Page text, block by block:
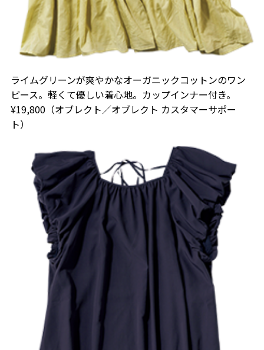
ライムグリーンが爽やかなオーガニックコットンのワン
ピース。軽くて優しい着心地。カップインナー付き。
¥19,800（オブレクト／オブレクト カスタマーサポー
ト）